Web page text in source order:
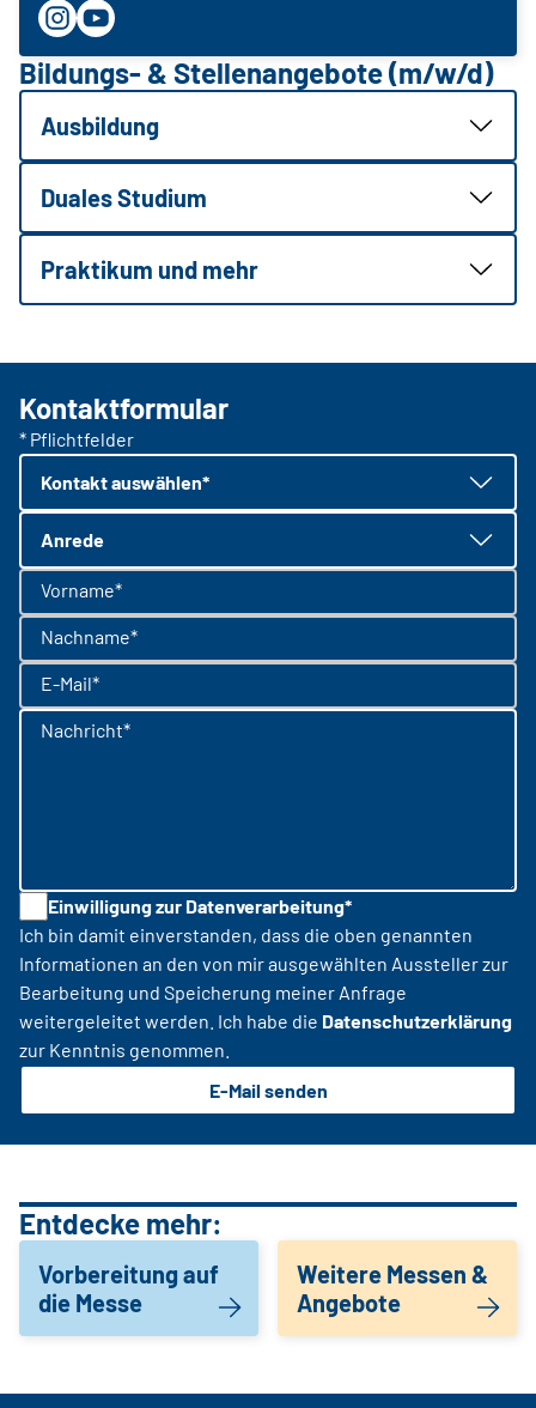
Bildungs- & Stellenangebote (m/w/d)
Ausbildung
Duales Studium
Praktikum und mehr
Kontaktformular
* Pflichtfelder
Kontakt auswählen*
Anrede
Vorname*
Nachname*
E-Mail*
Nachricht*
Einwilligung zur Datenverarbeitung*
Ich bin damit einverstanden, dass die oben genannten
Informationen an den von mir ausgewählten Aussteller zur
Bearbeitung und Speicherung meiner Anfrage
weitergeleitet werden. Ich habe die Datenschutzerklärung
zur Kenntnis genommen.
E-Mail senden
Entdecke mehr:
Vorbereitung auf
die Messe
Weitere Messen &
Angebote